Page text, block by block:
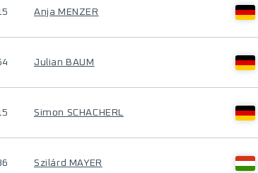
Anja MENZER
Julian BAUM
Simon SCHACHERL
Szilárd MAYER